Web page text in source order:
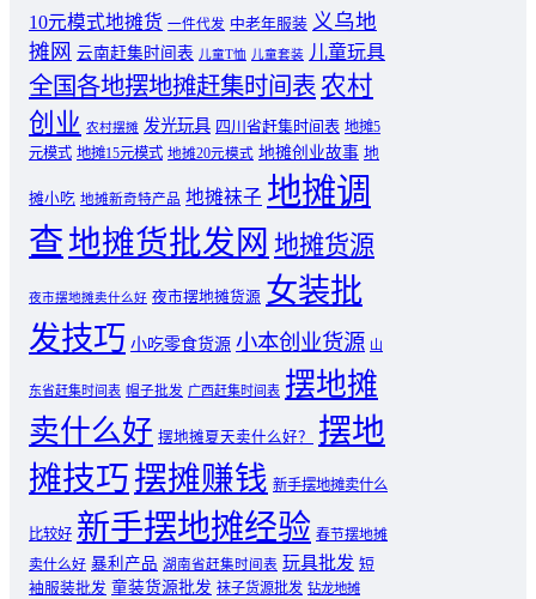
10元模式地摊货 一件代发 中老年服装 义乌地
摊网 云南赶集时间表 儿童T恤 儿童套装 儿童玩具
全国各地摆地摊赶集时间表 农村
创业 农村摆摊 发光玩具 四川省赶集时间表 地摊5
元模式 地摊15元模式 地摊20元模式 地摊创业故事 地
摊小吃 地摊新奇特产品 地摊袜子 地摊调
查地摊货批发网 地摊货源
夜市摆地摊卖什么好 夜市摆地摊货源 女装批
发技巧 小吃零食货源 小本创业货源 山
东省赶集时间表 帽子批发 广西赶集时间表 摆地摊
卖什么好 摆地摊夏天卖什么好？
摆地
摊技巧 摆摊赚钱 新手摆地摊卖什么
比较好 新手摆地摊经验 春节摆地摊
卖什么好 暴利产品 湖南省赶集时间表 玩具批发 短
袖服装批发 童装货源批发 袜子货源批发 钻龙地摊